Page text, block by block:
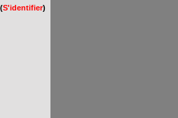
S'identifier)